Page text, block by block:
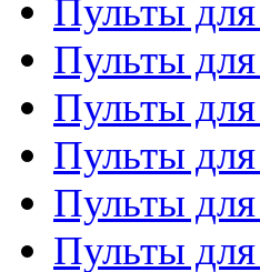
Пульты для
Пульты
Пульты
Пульты
Пульты
Пульты